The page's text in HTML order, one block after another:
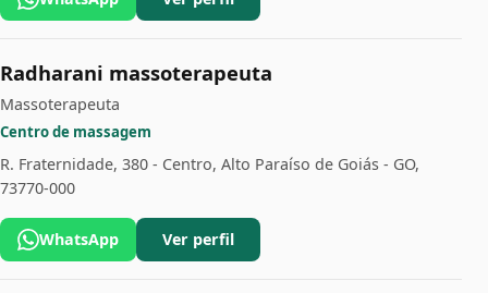
Radharani massoterapeuta
Massoterapeuta
Centro de massagem
R. Fraternidade, 380 - Centro, Alto Paraíso de Goiás - GO,
73770-000
WhatsApp Ver perfil